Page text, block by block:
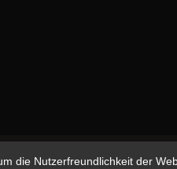
die Nutzerfreundlichkeit der